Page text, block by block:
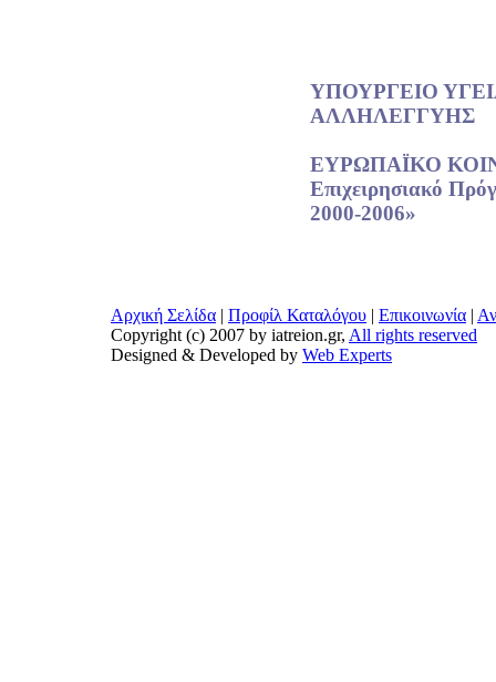
ΥΠΟΥΡΓΕΙΟ
ΑΛΛΗΛΕΓΓΥΗΣ
ΕΥΡΩΠΑΪΚΟ
Επιχειρησιακό
2000-2006»
Αρχική Σελίδα | Προφίλ Καταλόγου | Επικοινωνία |
Copyright (c) 2007 by iatreion.gr, All rights reserved
Designed & Developed by Web Experts